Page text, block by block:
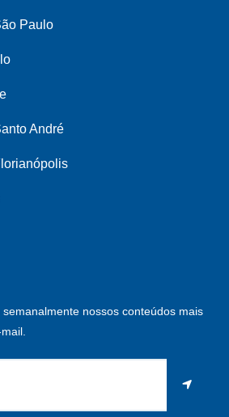
Paulo
André
nossos conteúdos mais